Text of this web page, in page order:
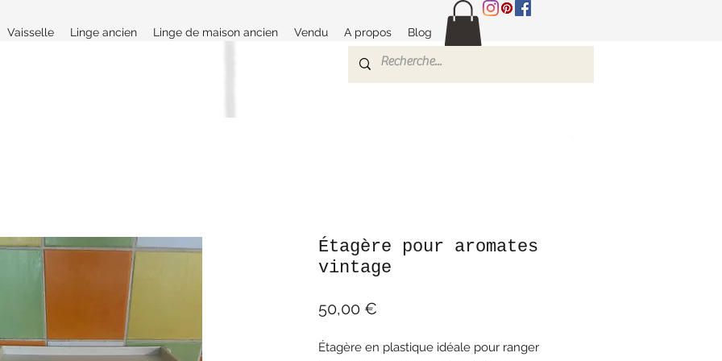
Vaisselle Linge ancien Linge de maison ancien Vendu A propos Blog
Étagère pour aromates
vintage
50,00 €
Étagère en plastique idéale pour ranger